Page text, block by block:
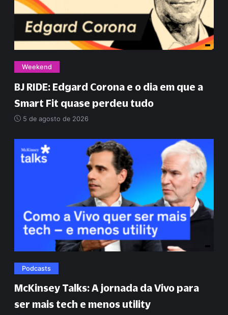
Weekend
BJ RIDE: Edgard Corona e o dia em que a
Smart Fit quase perdeu tudo
5 de agosto de 2026
Podcasts
McKinsey Talks: A jornada da Vivo para
ser mais tech e menos utility